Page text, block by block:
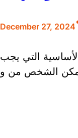
December 27, 2024
التي يجب